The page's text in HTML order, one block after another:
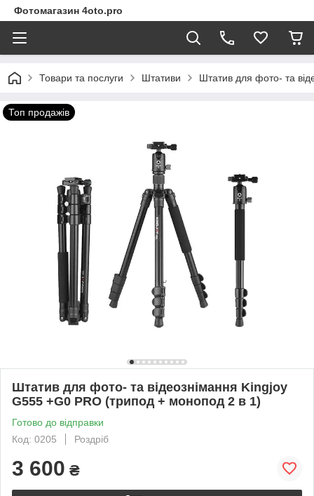
Фотомагазин 4oto.pro
Товари та послуги Штативи Штатив для фото- та
Топ продажів
Штатив для фото- та відеознімання Kingjoy
G555 +G0 PRO (трипод + монопод 2 в 1)
Готово до відправки
Код: 0205
Роздріб
3 600 ₴